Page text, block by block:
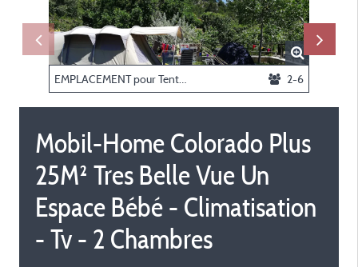
2-6
Mobil-Home Colorado Plus
25M² Tres Belle Vue Un
Espace Bébé - Climatisation
- Tv - 2 Chambres